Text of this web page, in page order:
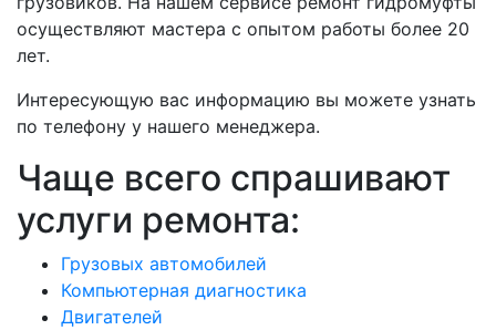
осуществляют мастера с опытом работы более 20
лет.
Интересующую вас информацию вы можете узнать
по телефону у нашего менеджера.
Чаще всего спрашивают
услуги ремонта:
Грузовых автомобилей
Компьютерная диагностика
Двигателей